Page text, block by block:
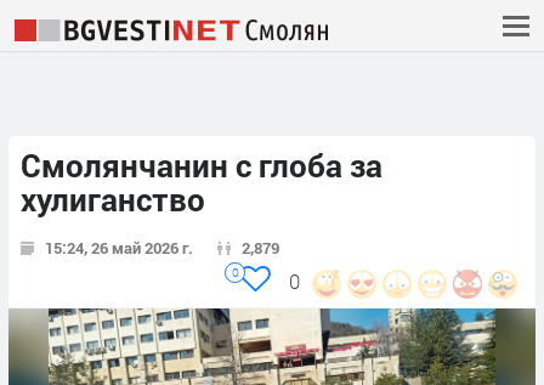
Смолянчанин с глоба за
хулиганство
15:24, 26 май 2026 г. 2,879
0
0